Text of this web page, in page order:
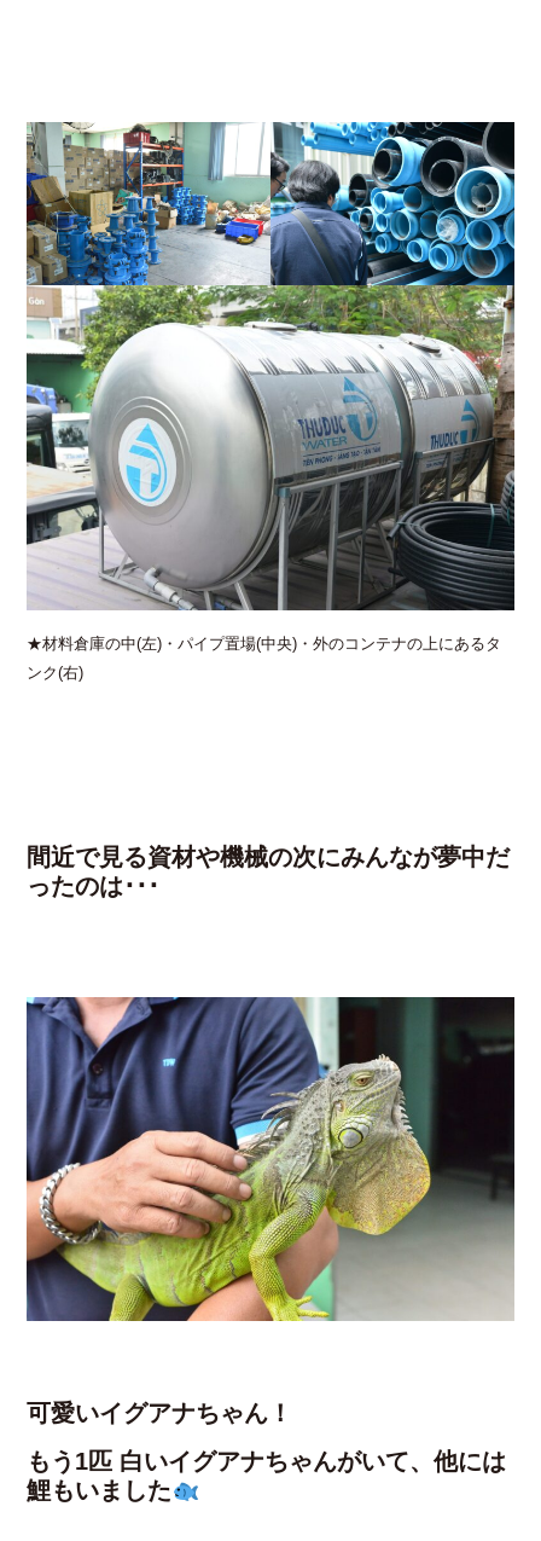
★材料倉庫の中(左)・パイプ置場(中央)・外のコンテナの上にあるタ
ンク(右)
間近で見る資材や機械の次にみんなが夢中だ
ったのは･･･
可愛いイグアナちゃん！
もう1匹 白いイグアナちゃんがいて、他には
鯉もいました